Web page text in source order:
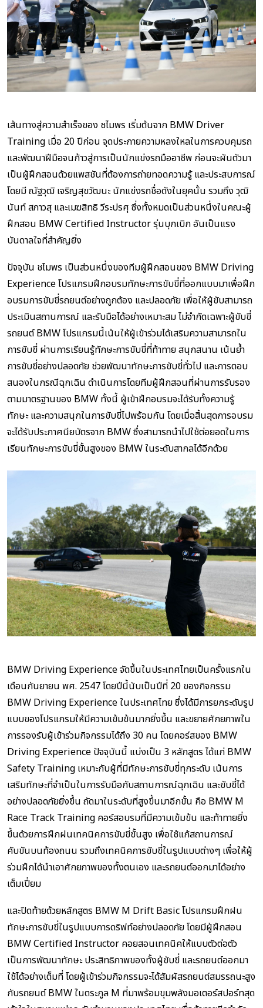
เส้นทางสู่ความสำเร็จของ ชไมพร เริ่มต้นจาก BMW Driver
Training เมื่อ 20 ปีก่อน จุดประกายความหลงใหลในการควบคุมรถ
และพัฒนาฝีมือจนก้าวสู่การเป็นนักแข่งรถมืออาชีพ ก่อนจะผันตัวมา
เป็นผู้ฝึกสอนด้วยแพสชันที่ต้องการถ่ายทอดความรู้ และประสบการณ์
โดยมี ณัฐวุฒิ เจริญสุขวัฒนะ นักแข่งรถชื่อดังในยุคนั้น รวมถึง วุฒิ
นันท์ สภาวสุ และเมฆสิทธิ วีระปรศุ ซึ่งทั้งหมดเป็นส่วนหนึ่งในคณะผู้
ฝึกสอน BMW Certified Instructor รุ่นบุกเบิก อันเป็นแรง
บันดาลใจที่สำคัญยิ่ง
ปัจจุบัน ชไมพร เป็นส่วนหนึ่งของทีมผู้ฝึกสอนของ BMW Driving
Experience โปรแกรมฝึกอบรมทักษะการขับขี่ที่ออกแบบมาเพื่อฝึก
อบรมการขับขี่รถยนต์อย่างถูกต้อง และปลอดภัย เพื่อให้ผู้ขับสามารถ
ประเมินสถานการณ์ และรับมือได้อย่างเหมาะสม ไม่จำกัดเฉพาะผู้ขับขี่
รถยนต์ BMW โปรแกรมนี้เน้นให้ผู้เข้าร่วมได้เสริมความสามารถใน
การขับขี่ ผ่านการเรียนรู้ทักษะการขับขี่ที่ท้าทาย สนุกสนาน เน้นย้ำ
การขับขี่อย่างปลอดภัย ช่วยพัฒนาทักษะการขับขี่ทั่วไป และการตอบ
สนองในกรณีฉุกเฉิน ดำเนินการโดยทีมผู้ฝึกสอนที่ผ่านการรับรอง
ตามมาตรฐานของ BMW ทั้งนี้ ผู้เข้าฝึกอบรมจะได้รับทั้งความรู้
ทักษะ และความสนุกในการขับขี่ไปพร้อมกัน โดยเมื่อสิ้นสุดการอบรม
จะได้รับประกาศนียบัตรจาก BMW ซึ่งสามารถนำไปใช้ต่อยอดในการ
เรียนทักษะการขับขี่ขั้นสูงของ BMW ในระดับสากลได้อีกด้วย
BMW Driving Experience จัดขึ้นในประเทศไทยเป็นครั้งแรกใน
เดือนกันยายน พศ. 2547 โดยปีนี้นับเป็นปีที่ 20 ของกิจกรรม
BMW Driving Experience ในประเทศไทย ซึ่งได้มีการยกระดับรูป
แบบของโปรแกรมให้มีความเข้มข้นมากยิ่งขึ้น และขยายศักยภาพใน
การรองรับผู้เข้าร่วมกิจกรรมได้ถึง 30 คน โดยคอร์สของ BMW
Driving Experience ปัจจุบันนี้ แบ่งเป็น 3 หลักสูตร ได้แก่ BMW
Safety Training เหมาะกับผู้ที่มีทักษะการขับขี่ทุกระดับ เน้นการ
เสริมทักษะที่จำเป็นในการรับมือกับสถานการณ์ฉุกเฉิน และขับขี่ได้
อย่างปลอดภัยยิ่งขึ้น ถัดมาในระดับที่สูงขึ้นมาอีกขั้น คือ BMW M
Race Track Training คอร์สอบรมที่มีความเข้มข้น และท้าทายยิ่ง
ขึ้นด้วยการฝึกฝนเทคนิคการขับขี่ขั้นสูง เพื่อใช้แก้สถานการณ์
คับขันบนท้องถนน รวมถึงเทคนิคการขับขี่ในรูปแบบต่างๆ เพื่อให้ผู้
ร่วมฝึกได้นำเอาศักยภาพของทั้งตนเอง และรถยนต์ออกมาได้อย่าง
เต็มเปี่ยม
และปิดท้ายด้วยหลักสูตร BMW M Drift Basic โปรแกรมฝึกฝน
ทักษะการขับขี่ในรูปแบบการดริฟท์อย่างปลอดภัย โดยมีผู้ฝึกสอน
BMW Certified Instructor คอยสอนเทคนิคให้แบบตัวต่อตัว
เป็นการพัฒนาทักษะ ประสิทธิภาพของทั้งผู้ขับขี่ และรถยนต์ออกมา
ใช้ได้อย่างเต็มที่ โดยผู้เข้าร่วมกิจกรรมจะได้สัมผัสรถยนต์สมรรถนะสูง
กับรถยนต์ BMW ในตระกูล M ที่มาพร้อมขุมพลังมอเตอร์สปอร์ทสุด